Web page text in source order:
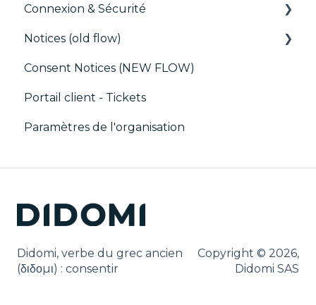
CMP / Data Privacy pour les éditeurs
CMP / Implémenter une bannière de
PMP
Partager le consentement
Cookies
Connexion & Sécurité
SSO
Utilisateurs, Équipes et Permissions
Notices (old flow)
Déploiement et tests
Consent Notices (NEW FLOW)
Portail client - Tickets
Paramètres de l'organisation
Didomi, verbe du grec ancien
(δ‌‌ιδο‌μι) : consentir
Copyright © 2026,
Didomi SAS